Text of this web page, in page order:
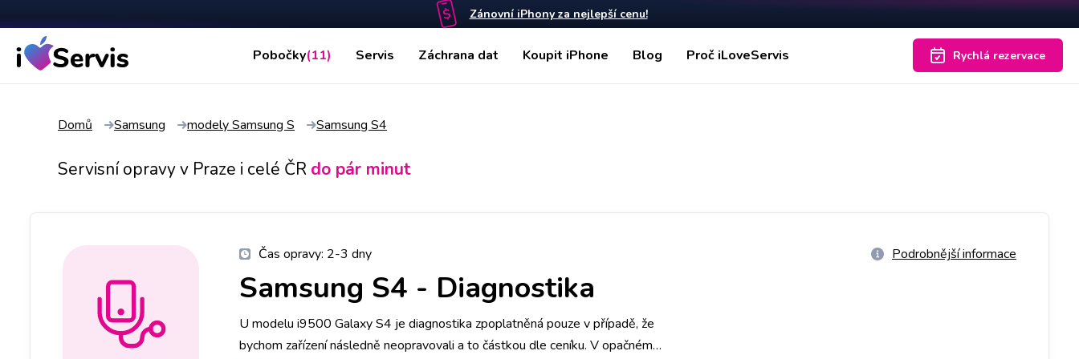
Zánovní iPhony za nejlepší cenu!
Pobočky(11) Servis Záchrana dat Koupit iPhone Blog Proč iLoveServis Rychlá rezervace
Domů Samsung modely Samsung S Samsung S4
Servisní opravy v Praze i celé ČR do pár minut
Čas opravy: 2-3 dny Podrobnější informace
Samsung S4 - Diagnostika
U modelu i9500 Galaxy S4 je diagnostika zpoplatněná pouze v případě, že
bychom zařízení následně neopravovali a to částkou dle ceníku. V opačném